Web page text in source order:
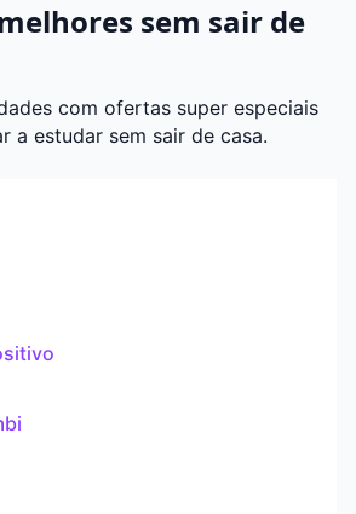
sem sair de
com ofertas super especiais
a estudar sem sair de casa.